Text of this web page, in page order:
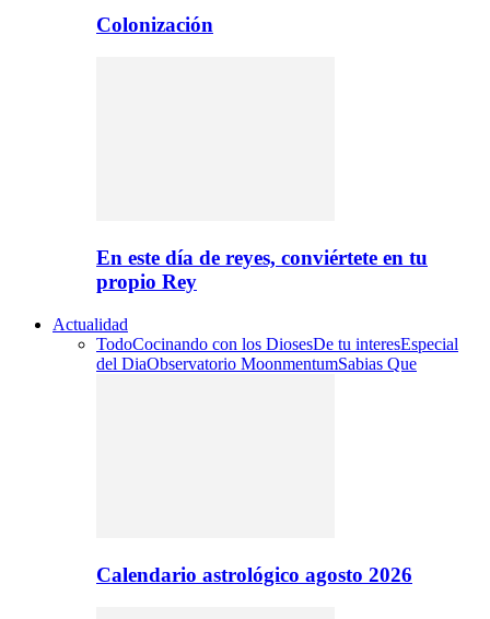
Colonización
En este día de reyes, conviértete en tu
propio Rey
Actualidad
TodoCocinando con los DiosesDe tu interesEspecial
del DiaObservatorio MoonmentumSabias Que
Calendario astrológico agosto 2026